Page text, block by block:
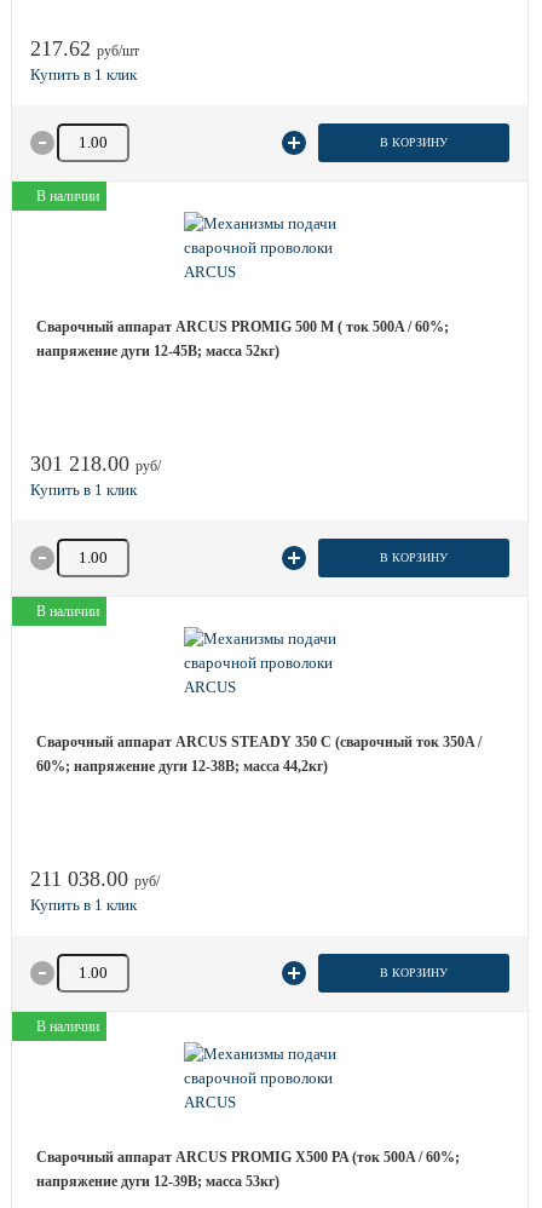
217.62 руб/шт
Количество товара В КОРЗИНУ
В наличии
Сварочный аппарат ARCUS PROMIG 500 M ( ток 500A / 60%;
напряжение дуги 12-45B; масса 52кг)
301 218.00 руб/
Количество товара В КОРЗИНУ
В наличии
Сварочный аппарат ARCUS STEADY 350 C (сварочный ток 350A /
60%; напряжение дуги 12-38B; масса 44,2кг)
211 038.00 руб/
Количество товара В КОРЗИНУ
В наличии
Сварочный аппарат ARCUS PROMIG X500 PA (ток 500A / 60%;
напряжение дуги 12-39B; масса 53кг)